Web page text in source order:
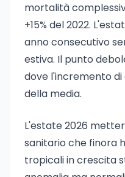
mortalità
+15% del 2022.
anno consecutivo
estiva. Il punto
dove l'incremento
della media.
L'estate 2026
sanitario che finora
tropicali in crescita